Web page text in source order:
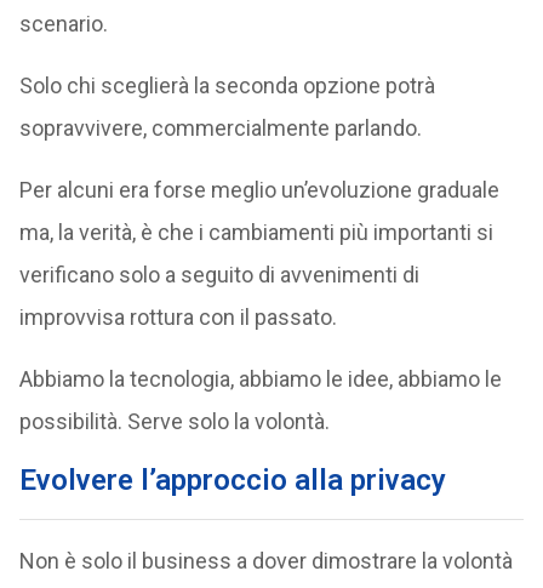
scenario.
Solo chi sceglierà la seconda opzione potrà
sopravvivere, commercialmente parlando.
Per alcuni era forse meglio un’evoluzione graduale
ma, la verità, è che i cambiamenti più importanti si
verificano solo a seguito di avvenimenti di
improvvisa rottura con il passato.
Abbiamo la tecnologia, abbiamo le idee, abbiamo le
possibilità. Serve solo la volontà.
Evolvere l’approccio alla privacy
Non è solo il business a dover dimostrare la volontà